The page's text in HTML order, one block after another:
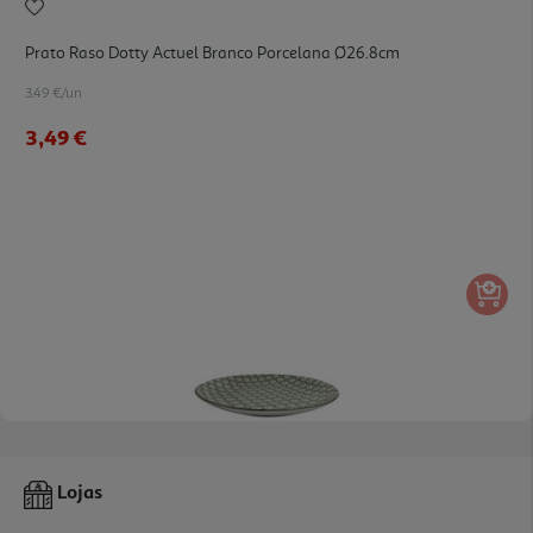
Prato Raso Dotty Actuel Branco Porcelana Ø26.8cm
3.49 €/un
3,49 €
Prato Raso Porcelana Actuel Botanic 26.5cm
Lojas